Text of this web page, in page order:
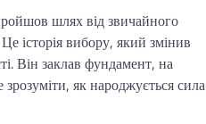
шлях від звичайного
історія вибору, який змінив
Він заклав фундамент, на
зрозуміти, як народжується сила